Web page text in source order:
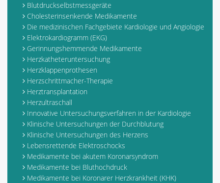
Blutdruckselbstmessgeräte
Cholesterinsenkende Medikamente
Die medizinischen Fachgebiete Kardiologie und Angiologie
Elektrokardiogramm (EKG)
Gerinnungshemmende Medikamente
Herzkatheteruntersuchung
Herzklappenprothesen
Herzschrittmacher-Therapie
Herztransplantation
Herzultraschall
Innovative Untersuchungsverfahren in der Kardiologie
Klinische Untersuchungen der Durchblutung
Klinische Untersuchungen des Herzens
Lebensrettende Elektroschocks
Medikamente bei akutem Koronarsyndrom
Medikamente bei Bluthochdruck
Medikamente bei Koronarer Herzkrankheit (KHK)